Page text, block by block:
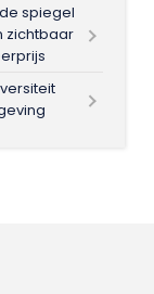
spiegel
zichtbaar